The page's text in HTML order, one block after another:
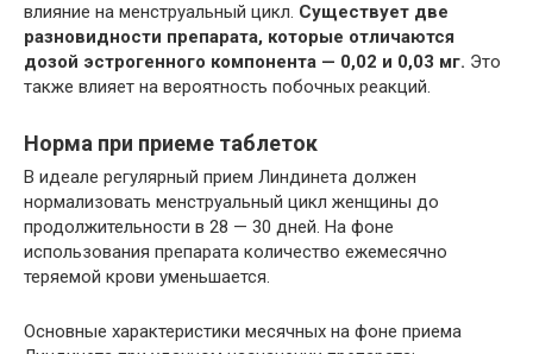
влияние на менструальный цикл. Существует две
разновидности препарата, которые отличаются
дозой эстрогенного компонента — 0,02 и 0,03 мг. Это
также влияет на вероятность побочных реакций.
Норма при приеме таблеток
В идеале регулярный прием Линдинета должен
нормализовать менструальный цикл женщины до
продолжительности в 28 — 30 дней. На фоне
использования препарата количество ежемесячно
теряемой крови уменьшается.
Основные характеристики месячных на фоне приема